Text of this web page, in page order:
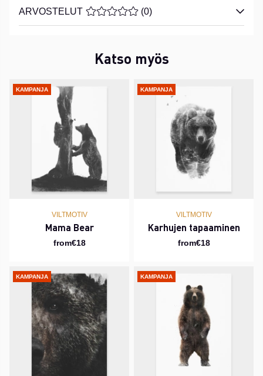
ARVOSTELUT KESKIARVOLUOKITUS 0 / 5
(0)
Katso myös
KAMPANJA
VILTMOTIV
Mama Bear
from€18
KAMPANJA
VILTMOTIV
Karhujen tapaaminen
from€18
KAMPANJA KAMPANJA